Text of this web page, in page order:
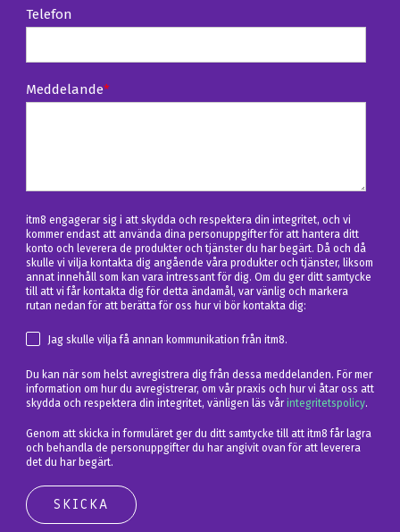
Telefon
Meddelande*
itm8 engagerar sig i att skydda och respektera din integritet, och vi
kommer endast att använda dina personuppgifter för att hantera ditt
konto och leverera de produkter och tjänster du har begärt. Då och då
skulle vi vilja kontakta dig angående våra produkter och tjänster, liksom
annat innehåll som kan vara intressant för dig. Om du ger ditt samtycke
till att vi får kontakta dig för detta ändamål, var vänlig och markera
rutan nedan för att berätta för oss hur vi bör kontakta dig:
Jag skulle vilja få annan kommunikation från itm8.
Du kan när som helst avregistrera dig från dessa meddelanden. För mer
information om hur du avregistrerar, om vår praxis och hur vi åtar oss att
skydda och respektera din integritet, vänligen läs vårintegritetspolicy.
Genom att skicka in formuläret ger du ditt samtycke till att itm8 får lagra
och behandla de personuppgifter du har angivit ovan för att leverera
det du har begärt.